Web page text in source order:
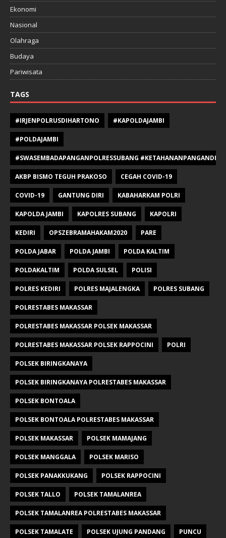
Ekonomi
Nasional
Olahraga
Budaya
Pariwisata
TAGS
#IRJENPOLRUSDIHARTONO #KAPOLDAJAMBI
#POLDAJAMBI
#SWASEMBADAPANGANPOLRESSUBANG
AKBP BISMO TEGUH PRAKOSO CEGAH COVID-19
COVID-19 GANTUNG DIRI KABAHARKAM POLRI
KAPOLDA JAMBI KAPOLRES SUBANG KAPOLRI
KEDIRI OPSZEBRAMAHAKAM2020 PARE
POLDA JABAR POLDA JAMBI POLDA KALTIM
POLDAKALTIM POLDA SULSEL POLISI
POLRES KEDIRI POLRES MAJALENGKA POLRES SUBANG
POLRESTABES MAKASSAR
POLRESTABES MAKASSAR POLSEK MAKASSAR
POLRESTABES MAKASSAR POLSEK RAPPOCINI POLRI
POLSEK BIRINGKANAYA
POLSEK BIRINGKANAYA POLRESTABES MAKASSAR
POLSEK BONTOALA
POLSEK BONTOALA POLRESTABES MAKASSAR
POLSEK MAKASSAR POLSEK MAMAJANG
POLSEK MANGGALA POLSEK MARISO
POLSEK PANAKKUKANG POLSEK RAPPOCINI
POLSEK TALLO POLSEK TAMALANREA
POLSEK TAMALANREA POLRESTABES MAKASSAR
POLSEK TAMALATE POLSEK UJUNG PANDANG PUNCU